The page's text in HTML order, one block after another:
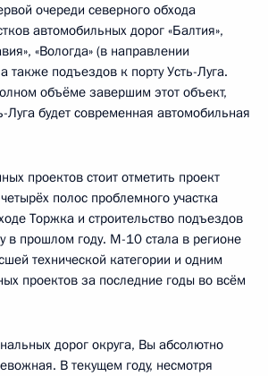
очереди северного обхода
автомобильных дорог «Балтия»,
«Вологда» (в направлении
также подъездов к порту Усть-Луга.
объёме завершим этот объект,
Луга будет современная автомобильная
проектов стоит отметить проект
полос проблемного участка
Торжка и строительство подъездов
в прошлом году. М-10 стала в регионе
технической категории и одним
проектов за последние годы во всём
дорог округа, Вы абсолютно
В текущем году, несмотря